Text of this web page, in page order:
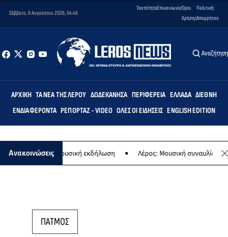
Σάββατο, 8 Αυγούστου 2026, 04:48
ΤαυτότηταΕπικοινωνίαΌροι
Χρήσης
Πολιτική
Απορρήτου
Αναζήτηση
ΑΡΧΙΚΉ ΤΑ ΝΈΑ ΤΗΣ ΛΈΡΟΥ ΔΩΔΕΚΆΝΗΣΑ ΠΕΡΙΦΈΡΕΙΑ ΕΛΛΆΔΑ ΔΙΕΘΝΉ
ΕΝΔΙΑΦΈΡΟΝΤΑ ΡΕΠΟΡΤΆΖ - VIDEO ΌΛΕΣ ΟΙ ΕΙΔΉΣΕΙΣ ENGLISH EDITION
Ανακοινώσεις
Παναγίας - Μουσική εκδήλωση Λέρος: Μουσική συναυλία των
ΠΑΤΜΟΣ